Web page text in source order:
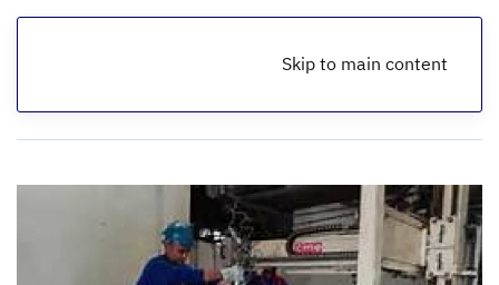
Skip to main content
الرئيسية